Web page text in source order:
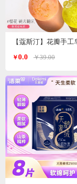
￥0.0 ￥39.00